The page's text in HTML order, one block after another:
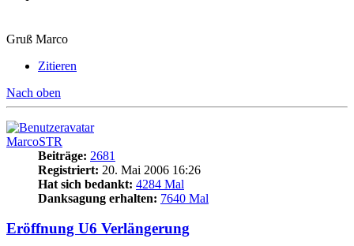
Gruß Marco
Zitieren
Nach oben
MarcoSTR
Beiträge: 2681
Registriert: 20. Mai 2006 16:26
Hat sich bedankt: 4284 Mal
Danksagung erhalten: 7640 Mal
Eröffnung U6 Verlängerung